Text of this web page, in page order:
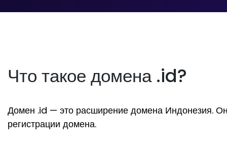
Что такое домена .id?
Домен .id — это расширение домена Индонезия. Он
регистрации домена.